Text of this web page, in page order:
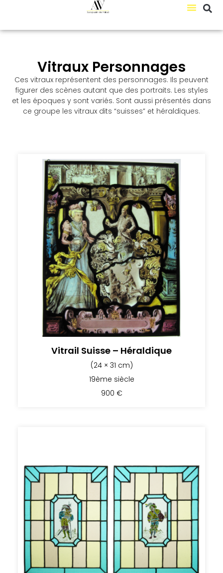
Vitraux Personnages
Ces vitraux représentent des personnages. Ils peuvent
figurer des scènes autant que des portraits. Les styles
et les époques y sont variés. Sont aussi présentés dans
ce groupe les vitraux dits “suisses” et héraldiques.
Vitrail Suisse – Héraldique
(24 × 31 cm)
19ème siècle
900 €